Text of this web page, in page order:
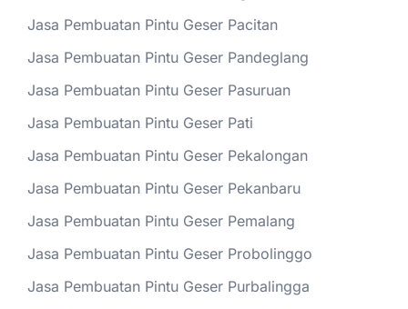
Jasa Pembuatan Pintu Geser Pacitan
Jasa Pembuatan Pintu Geser Pandeglang
Jasa Pembuatan Pintu Geser Pasuruan
Jasa Pembuatan Pintu Geser Pati
Jasa Pembuatan Pintu Geser Pekalongan
Jasa Pembuatan Pintu Geser Pekanbaru
Jasa Pembuatan Pintu Geser Pemalang
Jasa Pembuatan Pintu Geser Probolinggo
Jasa Pembuatan Pintu Geser Purbalingga